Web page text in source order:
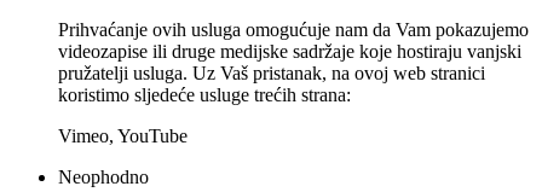
Prihvaćanje ovih usluga omogućuje nam da Vam pokazujemo
videozapise ili druge medijske sadržaje koje hostiraju vanjski
pružatelji usluga. Uz Vaš pristanak, na ovoj web stranici
koristimo sljedeće usluge trećih strana:
Vimeo, YouTube
Neophodno